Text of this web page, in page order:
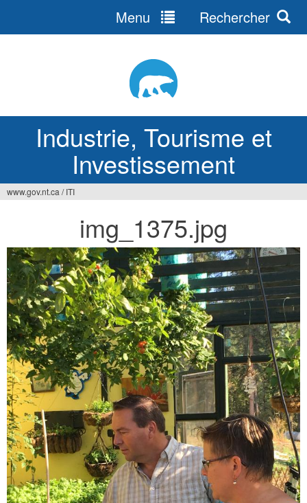
Industrie, Tourisme et
Investissement
Menu Rechercher
ici
www.gov.nt.ca / ITI
img_1375.jpg